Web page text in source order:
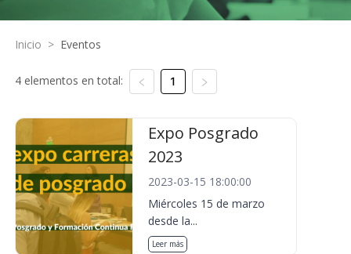
Inicio > Eventos
4 elementos en total: 1
Expo Posgrado
2023
2023-03-15 18:00:00
Miércoles 15 de marzo
desde la...
Leer más